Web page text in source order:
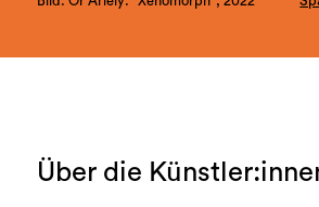
Über die